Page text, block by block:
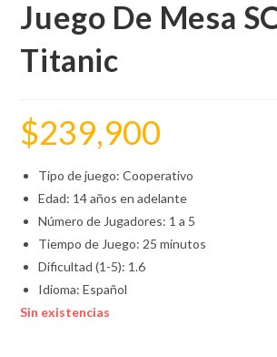
Juego De Mesa
Titanic
$239,900
Tipo de juego: Cooperativo
Edad: 14 años en adelante
Número de Jugadores: 1 a 5
Tiempo de Juego: 25 minutos
Dificultad (1-5): 1.6
Idioma: Español
Sin existencias